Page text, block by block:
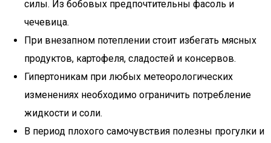
силы. Из бобовых предпочтительны фасоль и
чечевица.
При внезапном потеплении стоит избегать мясных
продуктов, картофеля, сладостей и консервов.
Гипертоникам при любых метеорологических
изменениях необходимо ограничить потребление
жидкости и соли.
В период плохого самочувствия полезны прогулки и